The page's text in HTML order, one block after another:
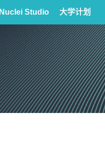
Nuclei Studio 大学计划